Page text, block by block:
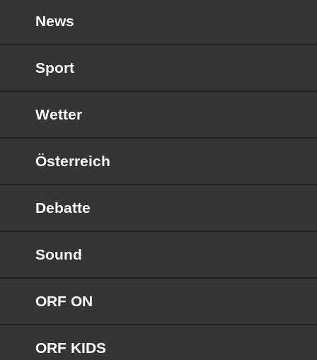
News
Sport
Wetter
Österreich
Debatte
Sound
ORF ON
ORF KIDS